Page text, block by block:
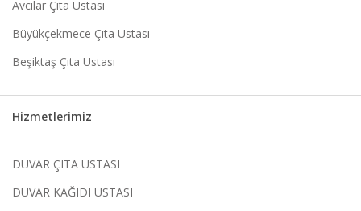
Avcılar Çıta Ustası
Büyükçekmece Çıta Ustası
Beşiktaş Çıta Ustası
Hizmetlerimiz
DUVAR ÇITA USTASI
DUVAR KAĞIDI USTASI